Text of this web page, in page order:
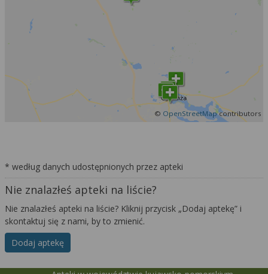
© OpenStreetMapcontributors
* według danych udostępnionych przez apteki
Nie znalazłeś apteki na liście?
Nie znalazłeś apteki na liście? Kliknij przycisk „Dodaj aptekę” i
skontaktuj się z nami, by to zmienić.
Dodaj aptekę